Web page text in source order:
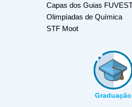
Capas dos Guias
Olimpíadas de Química
STF Moot
Graduação